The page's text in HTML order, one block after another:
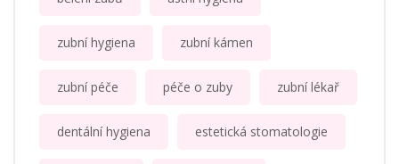
zubní hygiena zubní kámen
zubní péče péče o zuby zubní lékař
dentální hygiena estetická stomatologie